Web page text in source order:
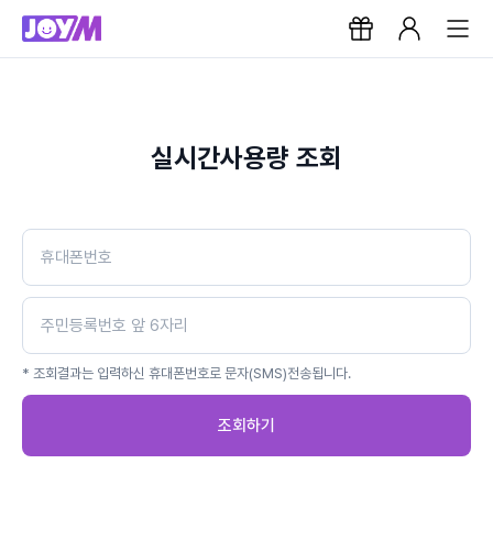
실시간사용량 조회
* 조회결과는 입력하신 휴대폰번호로 문자(SMS)전송됩니다.
조회하기